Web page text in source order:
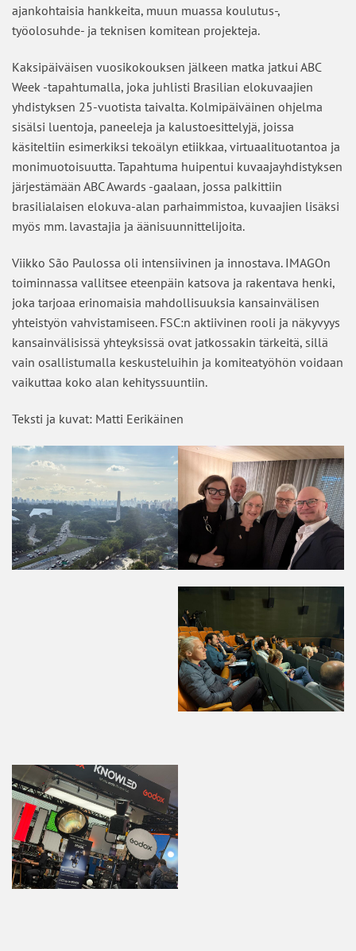
ajankohtaisia hankkeita, muun muassa koulutus-,
työolosuhde- ja teknisen komitean projekteja.
Kaksipäiväisen vuosikokouksen jälkeen matka jatkui ABC
Week -tapahtumalla, joka juhlisti Brasilian elokuvaajien
yhdistyksen 25-vuotista taivalta. Kolmipäiväinen ohjelma
sisälsi luentoja, paneeleja ja kalustoesittelyjä, joissa
käsiteltiin esimerkiksi tekoälyn etiikkaa, virtuaalituotantoa ja
monimuotoisuutta. Tapahtuma huipentui kuvaajayhdistyksen
järjestämään ABC Awards -gaalaan, jossa palkittiin
brasilialaisen elokuva-alan parhaimmistoa, kuvaajien lisäksi
myös mm. lavastajia ja äänisuunnittelijoita.
Viikko São Paulossa oli intensiivinen ja innostava. IMAGOn
toiminnassa vallitsee eteenpäin katsova ja rakentava henki,
joka tarjoaa erinomaisia mahdollisuuksia kansainvälisen
yhteistyön vahvistamiseen. FSC:n aktiivinen rooli ja näkyvyys
kansainvälisissä yhteyksissä ovat jatkossakin tärkeitä, sillä
vain osallistumalla keskusteluihin ja komiteatyöhön voidaan
vaikuttaa koko alan kehityssuuntiin.
Teksti ja kuvat: Matti Eerikäinen